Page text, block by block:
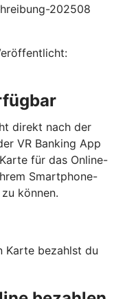
202508
direkt nach der
VR Banking App
für das Online-
Smartphone-
können.
Karte bezahlst du